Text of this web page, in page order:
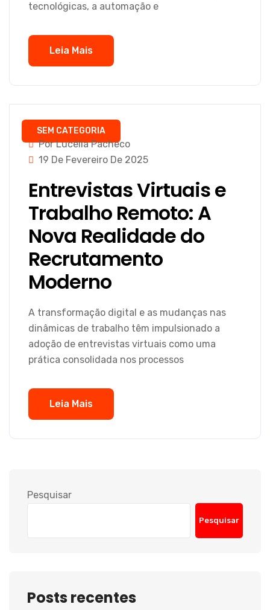
tecnológicas, a automação e
Leia Mais
SEM CATEGORIA
Por Lucélia Pacheco
19 De Fevereiro De 2025
Entrevistas Virtuais e
Trabalho Remoto: A
Nova Realidade do
Recrutamento
Moderno
A transformação digital e as mudanças nas
dinâmicas de trabalho têm impulsionado a
adoção de entrevistas virtuais como uma
prática consolidada nos processos
Leia Mais
Pesquisar
Pesquisar
Posts recentes